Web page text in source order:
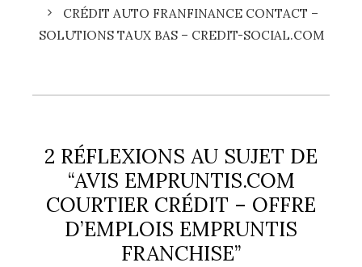
CRÉDIT AUTO FRANFINANCE CONTACT –
SOLUTIONS TAUX BAS – CREDIT-SOCIAL.COM
2 RÉFLEXIONS AU SUJET DE
“AVIS EMPRUNTIS.COM
COURTIER CRÉDIT – OFFRE
D’EMPLOIS EMPRUNTIS
FRANCHISE”